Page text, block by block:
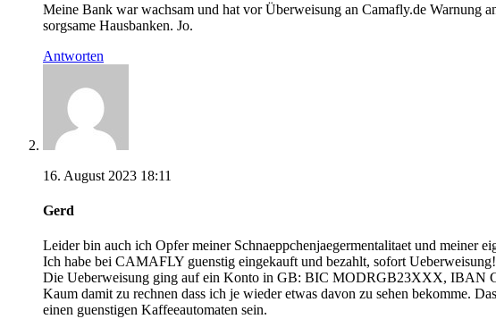
Meine Bank war wachsam und hat vor Überweisung an Camafly.de Warnung
sorgsame Hausbanken. Jo.
Antworten
16. August 2023 18:11
Gerd
Leider bin auch ich Opfer meiner Schnaeppchenjaegermentalitaet und meiner
Ich habe bei CAMAFLY guenstig eingekauft und bezahlt, sofort Ueberweisung!
Die Ueberweisung ging auf ein Konto in GB: BIC MODRGB23XXX, IBAN
Kaum damit zu rechnen dass ich je wieder etwas davon zu sehen bekomme.
einen guenstigen Kaffeeautomaten sein.